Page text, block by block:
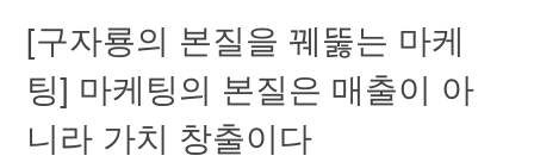
[구자룡의 본질을 꿰뚫는 마케
팅] 마케팅의 본질은 매출이 아
니라 가치 창출이다